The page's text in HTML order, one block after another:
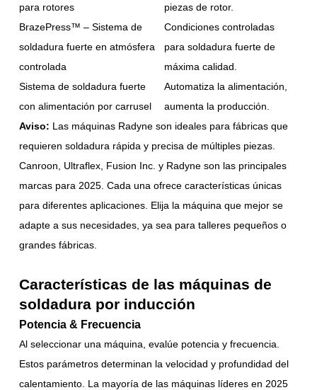
para rotores
piezas de rotor.
BrazePress™ – Sistema de
soldadura fuerte en atmósfera
controlada
Condiciones controladas
para soldadura fuerte de
máxima calidad.
Sistema de soldadura fuerte
con alimentación por carrusel
Automatiza la alimentación,
aumenta la producción.
Aviso: Las máquinas Radyne son ideales para fábricas que
requieren soldadura rápida y precisa de múltiples piezas.
Canroon, Ultraflex, Fusion Inc. y Radyne son las principales
marcas para 2025. Cada una ofrece características únicas
para diferentes aplicaciones. Elija la máquina que mejor se
adapte a sus necesidades, ya sea para talleres pequeños o
grandes fábricas.
Características de las máquinas de
soldadura por inducción
Potencia & Frecuencia
Al seleccionar una máquina, evalúe potencia y frecuencia.
Estos parámetros determinan la velocidad y profundidad del
calentamiento. La mayoría de las máquinas líderes en 2025